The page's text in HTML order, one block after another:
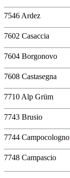
7546 Ardez
7602 Casaccia
7604 Borgonovo
7608 Castasegna
7710 Alp Grüm
7743 Brusio
7744 Campocologno
7748 Campascio